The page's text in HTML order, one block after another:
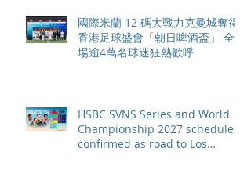
國際米蘭 12 碼大戰力克曼城奪得
香港足球盛會「朝日啤酒盃」 全
場逾4萬名球迷狂熱歡呼
HSBC SVNS Series and World
Championship 2027 schedule
confirmed as road to Los